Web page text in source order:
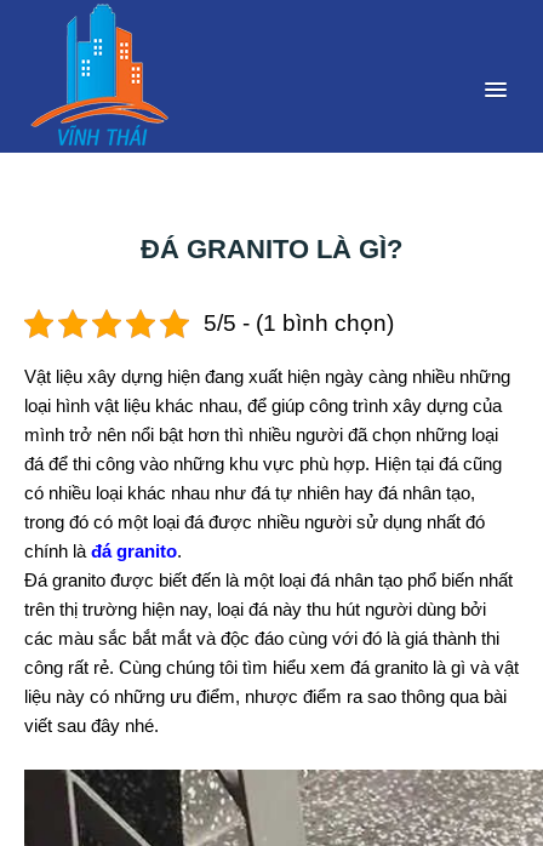
ĐÁ GRANITO LÀ GÌ?
5/5 - (1 bình chọn)
Vật liệu xây dựng hiện đang xuất hiện ngày càng nhiều những
loại hình vật liệu khác nhau, để giúp công trình xây dựng của
mình trở nên nổi bật hơn thì nhiều người đã chọn những loại
đá để thi công vào những khu vực phù hợp. Hiện tại đá cũng
có nhiều loại khác nhau như đá tự nhiên hay đá nhân tạo,
trong đó có một loại đá được nhiều người sử dụng nhất đó
chính là đá granito.
Đá granito được biết đến là một loại đá nhân tạo phổ biến nhất
trên thị trường hiện nay, loại đá này thu hút người dùng bởi
các màu sắc bắt mắt và độc đáo cùng với đó là giá thành thi
công rất rẻ. Cùng chúng tôi tìm hiểu xem đá granito là gì và vật
liệu này có những ưu điểm, nhược điểm ra sao thông qua bài
viết sau đây nhé.